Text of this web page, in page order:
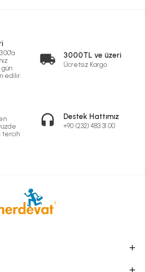
gün
edilir.
3000TL ve üzeri
Ücretsiz Kargo
tercih
Destek Hattımız
+90 (232) 483 31 00